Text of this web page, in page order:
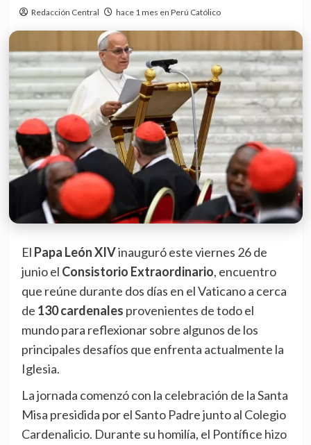
Redacción Central hace 1 mes en Perú Católico
El Papa León XIVinauguró este viernes 26 de
junio el Consistorio Extraordinario, encuentro
que reúne durante dos días en el Vaticano a cerca
de 130 cardenales provenientes de todo el
mundo para reflexionar sobre algunos de los
principales desafíos que enfrenta actualmente la
Iglesia.
La jornada comenzó con la celebración de la Santa
Misa presidida por el Santo Padre junto al Colegio
Cardenalicio. Durante su homilía, el Pontífice hizo